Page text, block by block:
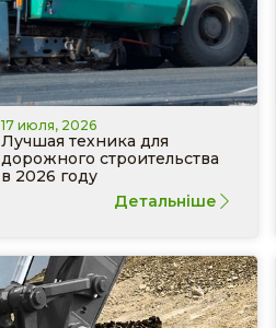
17 июля, 2026
Лучшая техника для
дорожного строительства
в 2026 году
Детальніше